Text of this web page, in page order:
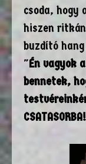
csoda, hogy
hiszen
buzdító
"Én vagyok
bennetek,
CSATASORBA!